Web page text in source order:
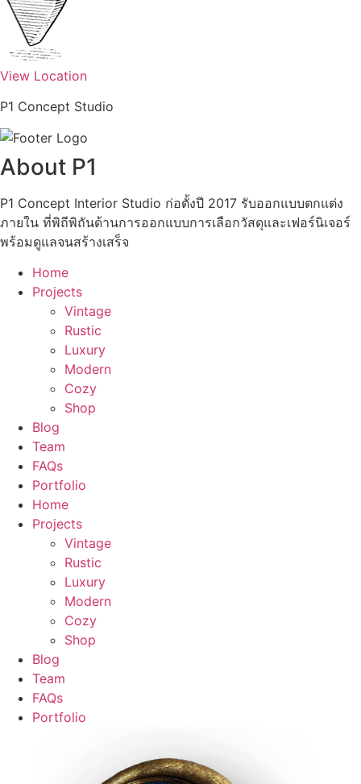
View Location
P1 Concept Studio
About P1
P1 Concept Interior Studio ก่อตั้งปี 2017 รับออกแบบตกแต่ง
ภายใน ที่พิถีพิถันด้านการออกแบบการเลือกวัสดุและเฟอร์นิเจอร์
พร้อมดูแลจนสร้างเสร็จ
Home
Projects
Vintage
Rustic
Luxury
Modern
Cozy
Shop
Blog
Team
FAQs
Portfolio
Home
Projects
Vintage
Rustic
Luxury
Modern
Cozy
Shop
Blog
Team
FAQs
Portfolio